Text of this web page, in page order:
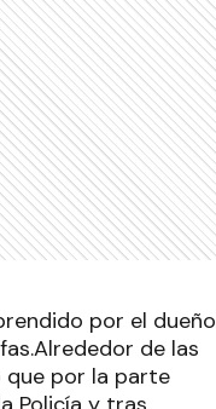
por el dueño
de las
que por la parte